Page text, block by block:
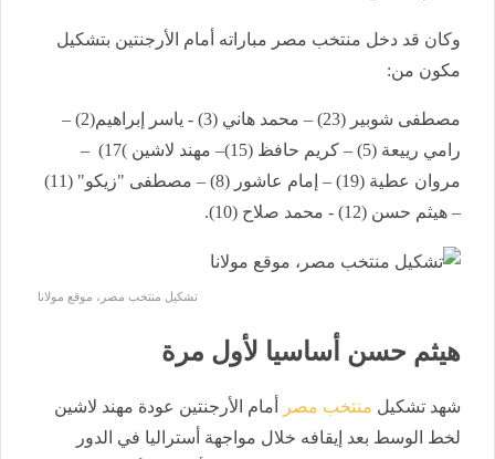
وكان قد دخل منتخب مصر مباراته أمام الأرجنتين بتشكيل
مكون من:
مصطفى شوبير (23) – محمد هاني (3) - ياسر إبراهيم(2) –
رامي رييعة (5) – كريم حافظ (15)– مهند لاشين )17) –
مروان عطية (19) – إمام عاشور (8) – مصطفى "زيكو" (11)
– هيثم حسن (12) - محمد صلاح (10).
تشكيل منتخب مصر، موقع مولانا
هيثم حسن أساسيا لأول مرة
شهد تشكيل منتخب مصر
أمام الأرجنتين عودة مهند لاشين
لخط الوسط بعد إيقافه خلال مواجهة أستراليا في الدور